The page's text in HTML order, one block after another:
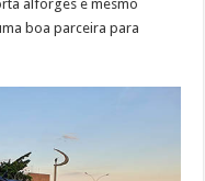
alforges e mesmo
boa parceira para